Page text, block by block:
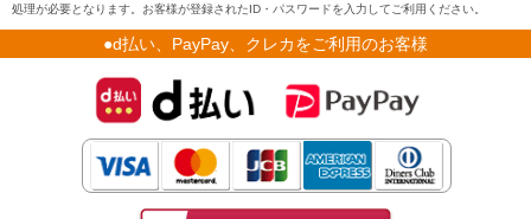
処理が必要となります。お客様が登録されたID・パスワードを入力してご利用ください。
●d払い、PayPay、クレカをご利用のお客様